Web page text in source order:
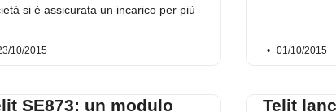
si è assicurata un incarico per più
10/2015 01/10/2015
SE873: un modulo
Telit